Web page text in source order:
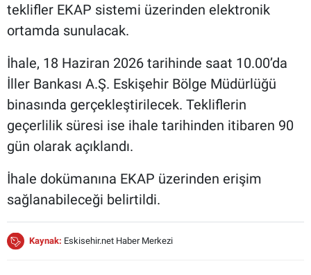
teklifler EKAP sistemi üzerinden elektronik
ortamda sunulacak.
İhale, 18 Haziran 2026 tarihinde saat 10.00’da
İller Bankası A.Ş. Eskişehir Bölge Müdürlüğü
binasında gerçekleştirilecek. Tekliflerin
geçerlilik süresi ise ihale tarihinden itibaren 90
gün olarak açıklandı.
İhale dokümanına EKAP üzerinden erişim
sağlanabileceği belirtildi.
Kaynak: Eskisehir.net Haber Merkezi